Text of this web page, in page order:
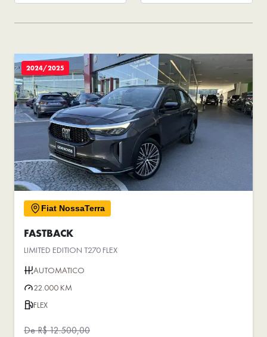
2024/2025
Fiat NossaTerra
FASTBACK
LIMITED EDITION T270 FLEX
AUTOMATICO
22.000 KM
FLEX
De R$ 12.500,00